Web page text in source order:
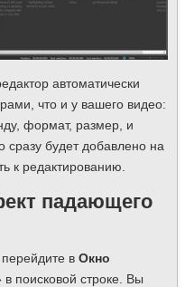
автоматически
что и у вашего видео:
формат, размер, и
будет добавлено на
к редактированию.
падающего
в Окно
поисковой строке. Вы